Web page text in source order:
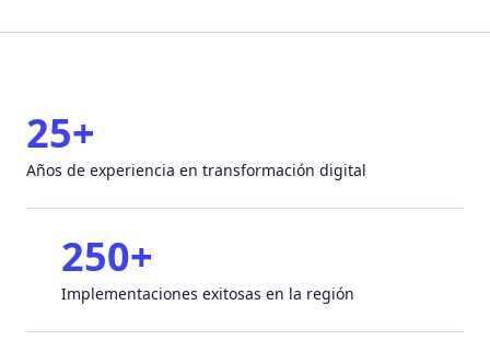
25+
Años de experiencia en transformación digital
250+
Implementaciones exitosas en la región